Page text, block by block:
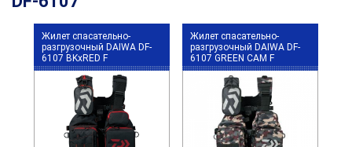
Жилет спасательно-
разгрузочный DAIWA DF-
6107 BKxRED F
Жилет спасательно-
разгрузочный DAIWA DF-
6107 GREEN CAM F